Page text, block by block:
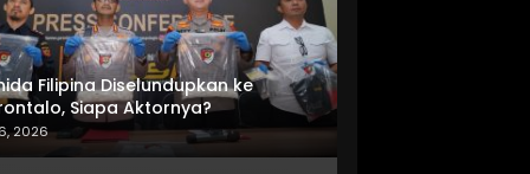
Filipina Diselundupkan ke
Siapa Aktornya?
2026